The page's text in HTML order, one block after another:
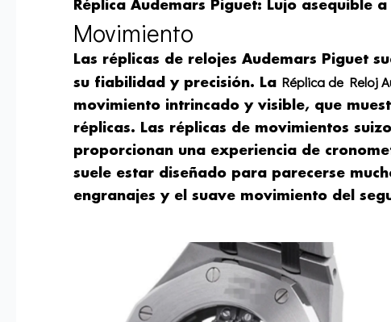
Réplica Audemars Piguet: Lujo asequible a
Movimiento
Las réplicas de relojes Audemars Piguet
su fiabilidad y precisión. La Réplica de Reloj
movimiento intrincado y visible, que
réplicas. Las réplicas de movimientos
proporcionan una experiencia de
suele estar diseñado para parecerse
engranajes y el suave movimiento del